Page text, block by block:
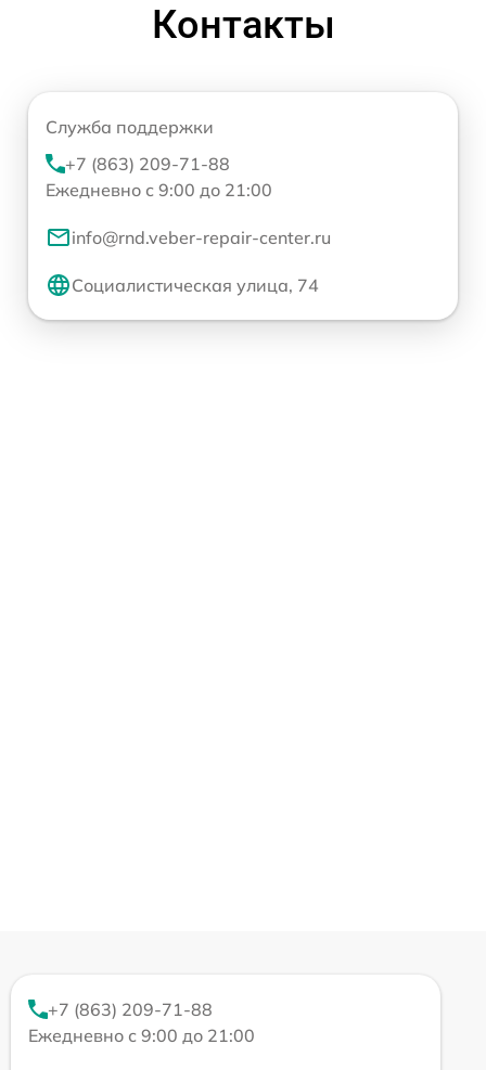
Контакты
Служба поддержки
+7 (863) 209-71-88
Ежедневно с 9:00 до 21:00
info@rnd.veber-repair-center.ru
Социалистическая улица, 74
+7 (863) 209-71-88
Ежедневно с 9:00 до 21:00